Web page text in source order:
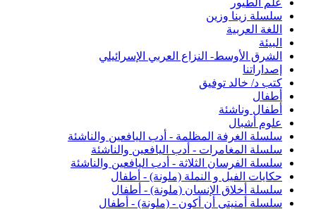
علم الطيور
سلسلة زينا وزين
اللغة العربية
البيئة
الشرق الأوسط- النزاع العربي الإسرائيلي
إصداراتنا
كتب د/ خالد توفيق
أطفال
أطفال وناشئة
علوم أشبال
سلسلة الغرفة المظلمة - أدب اليافعين والناشئة
سلسلة المغامرات - أدب اليافعين والناشئة
سلسلة الفرسان الثلاثة - أدب اليافعين والناشئة
حكايات الفيل و النملة (ملونة) - أطفال
سلسلة أخلاق الإنسان (ملونة) - أطفال
سلسلة أمنيتي أن أكون - (ملونة) - أطفال